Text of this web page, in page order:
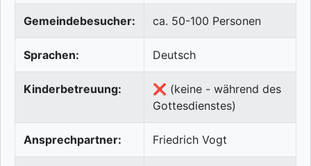
Gemeindebesucher: ca. 50-100 Personen
Sprachen: Deutsch
Kinderbetreuung:
❌ (keine - während des
Gottesdienstes)
Ansprechpartner: Friedrich Vogt